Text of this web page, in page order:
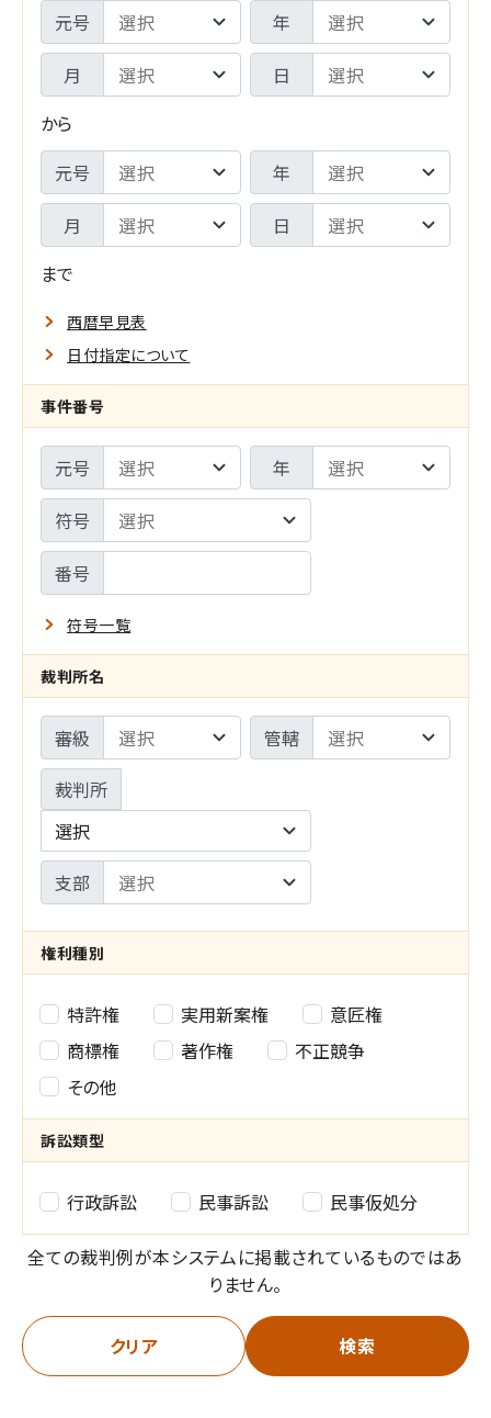
判
年
月
日
-
検
索
範
囲
指
定
の
設
定
期
間
F
R
O
元号
年
月
日
から
期
間
T
O
元号
年
月
日
まで
西暦早見表
日付指定について
メ
イ
ン
サ
の
み
事件番号
元号
年
符号
番号
符号一覧
裁判所名
審級
管轄
裁判所
選択
支部
権利種別
権
利
種
別
選
択
特許権 実用新案権
意匠権
商標権
著作権
不正競争
その他
訴訟類型
訴
訟
型
の
行政訴訟 民事訴訟 民事仮処分
全ての裁判例が本システムに掲載されているものではあ
りません。
クリア 検索